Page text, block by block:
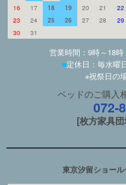
16
17 18 19 20 21
22
23
24 25 26 27 28
29
30
31
営業時間：9時～18時
■定休日：毎水曜
※祝祭日の
ベッドのご購入
072-
[枚方家具
東京汐留ショー